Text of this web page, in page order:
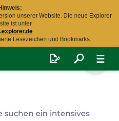
unserer Website. Die neue Explorer
ist unter
Lesezeichen und Bookmarks.
suchen ein intensives